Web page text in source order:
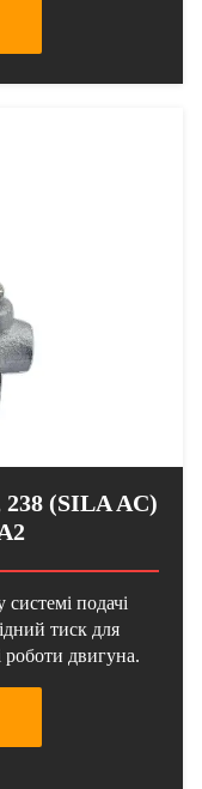
(SILA AC)
подачі
тиск для
роботи двигуна.